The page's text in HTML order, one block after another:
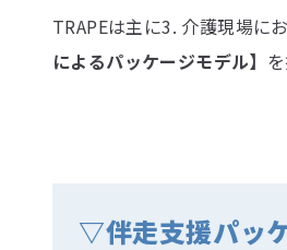
TRAPEは主に3. 介護現場に
によるパッケージモデル】
▽伴走支援パッ